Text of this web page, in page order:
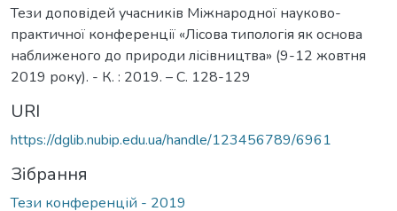
Тези доповідей учасників Міжнародної науково-
практичної конференції «Лісова типологія як основа
наближеного до природи лісівництва» (9-12 жовтня
2019 року). - К. : 2019. – C. 128-129
URI
https://dglib.nubip.edu.ua/handle/123456789/6961
Зібрання
Тези конференцій - 2019